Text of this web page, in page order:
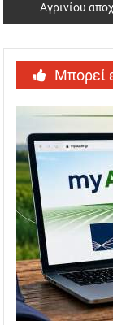
Αγρινίου
Μπορεί